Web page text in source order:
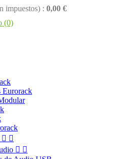
impuestos) : 0,00 €
(0)
Eurorack
 
 